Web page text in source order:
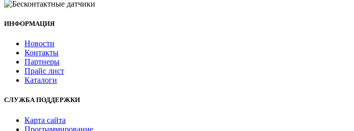
ИНФОРМАЦИЯ
Новости
Контакты
Партнеры
Прайс лист
Каталоги
СЛУЖБА ПОДДЕРЖКИ
Карта сайта
Программирование